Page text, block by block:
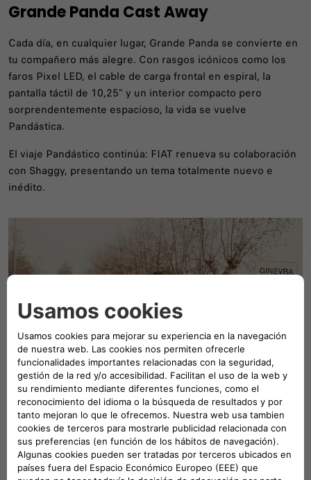
Grande Panda Cast Away
Cada día, en cualquier lugar, Grande Panda se convierte en
tu compañero más alegre. Con rasgos icónicos como los
faros Pixel LED, el cable de carga frontal en espiral, la
pantalla táctil de 10,25” y un interior compacto pero
sorprendentemente espacioso, la vida se vuelve
Pandástica.
El viaje Pandástico continúa: FIAT renueva su colaboración
con Shaggy, presentando un tema totalmente nuevo e
inédito.
Descubre el futuro de Fiat junto a
Olivier Francois, desde Ginevra, Italia
El amor es el motor de todo, y el amor por Italia es el motor